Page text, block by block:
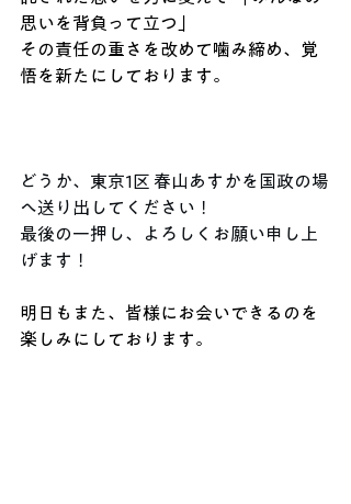
思いを背負って立つ」
その責任の重さを改めて噛み締め、覚
悟を新たにしております。
どうか、東京1区 春山あすかを国政の場
へ送り出してください！
最後の一押し、よろしくお願い申し上
げます！
明日もまた、皆様にお会いできるのを
楽しみにしております。